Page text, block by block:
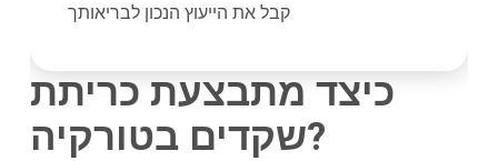
קבל את הייעוץ הנכון לבריאותך
כיצד מתבצעת כריתת
שקדים בטורקיה?